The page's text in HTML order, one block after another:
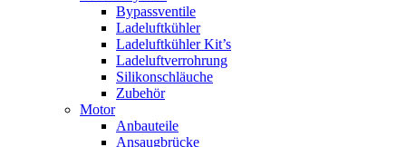
Bypassventile
Ladeluftkühler
Ladeluftkühler Kit’s
Ladeluftverrohrung
Silikonschläuche
Zubehör
Motor
Anbauteile
Ansaugbrücke